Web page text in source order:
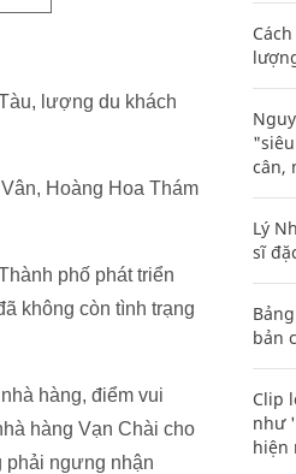
lượng du khách
Hoàng Hoa Thám
phố phát triển
không còn tình trạng
hàng, điểm vui
hàng Vạn Chài cho
phải ngưng nhận
cân,
Lý
sĩ
bản
Clip
như
hiện